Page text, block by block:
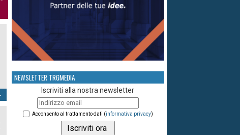
NEWSLETTER TRGMEDIA
Iscriviti alla nostra newsletter
Acconsento al trattamento dati (informativa privacy)